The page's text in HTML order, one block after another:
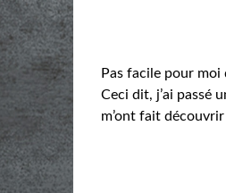
Pas facile pour moi
Ceci dit, j’ai passé
m’ont fait découvrir